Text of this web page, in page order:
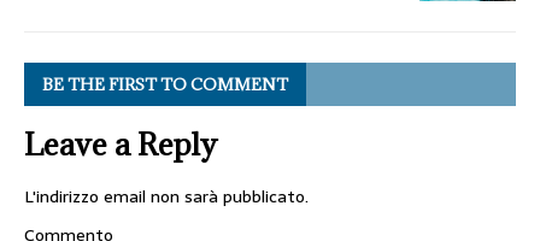
BE THE FIRST TO COMMENT
Leave a Reply
L'indirizzo email non sarà pubblicato.
Commento